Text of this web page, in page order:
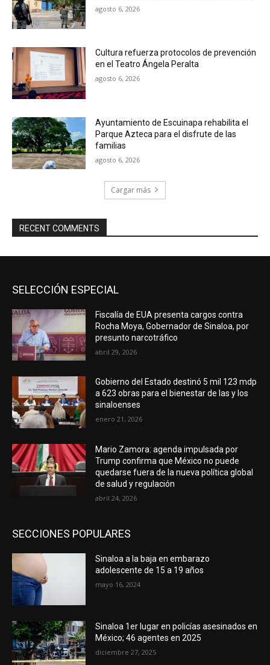
agosto 6, 2026
Cultura refuerza protocolos de prevención
en el Teatro Ángela Peralta
agosto 6, 2026
Ayuntamiento de Escuinapa rehabilita el
Parque Azteca para el disfrute de las
familias
agosto 6, 2026
Cargar más
RECENT COMMENTS
SELECCIÓN ESPECIAL
Fiscalía de EUA presenta cargos contra
Rocha Moya, Gobernador de Sinaloa, por
presunto narcotráfico
abril 29, 2026
Gobierno del Estado destinó 5 mil 123 mdp
a 623 obras para el bienestar de las y los
sinaloenses
enero 21, 2026
Mario Zamora: agenda impulsada por
Trump confirma que México no puede
quedarse fuera de la nueva política global
de salud y regulación
abril 24, 2026
SECCIONES POPULARES
Sinaloa a la baja en embarazo
adolescente de 15 a 19 años
mayo 16, 2024
Sinaloa 1er lugar en policías asesinados en
México; 46 agentes en 2025
diciembre 27, 2025